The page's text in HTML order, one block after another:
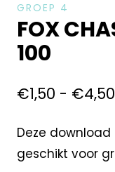
GROEP 4
FOX
100
€1,50 - €4,50
Deze download
geschikt voor